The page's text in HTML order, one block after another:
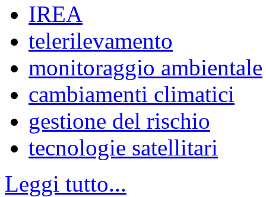
IREA
telerilevamento
monitoraggio ambientale
cambiamenti climatici
gestione del rischio
tecnologie satellitari
Leggi tutto...